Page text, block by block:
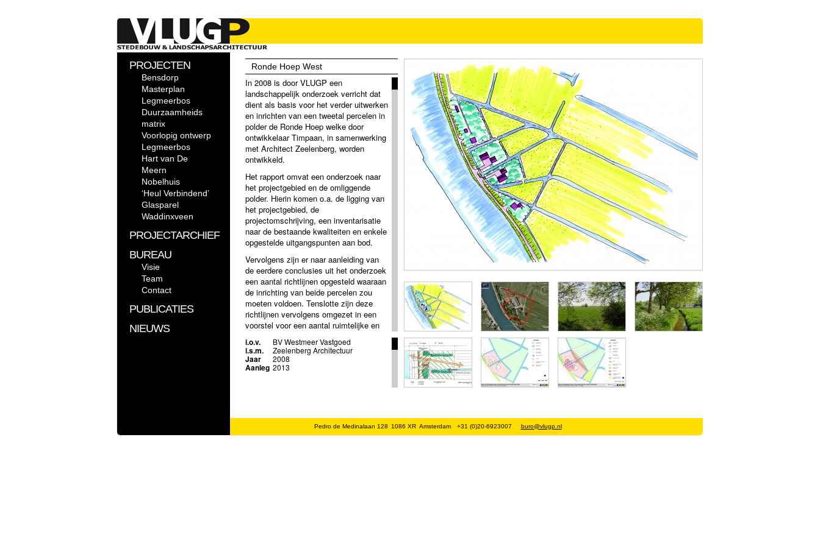
PROJECTEN
Bensdorp
Masterplan
Legmeerbos
Duurzaamheids
matrix
Voorlopig ontwerp
Legmeerbos
Hart van De
Meern
Nobelhuis
‘Heul Verbindend’
Glasparel
Waddinxveen
PROJECTARCHIEF
BUREAU
Visie
Team
Contact
PUBLICATIES
NIEUWS
Ronde Hoep West
In 2008 is door VLUGP een
landschappelijk onderzoek verricht dat
dient als basis voor het verder uitwerken
en inrichten van een tweetal percelen in
polder de Ronde Hoep welke door
ontwikkelaar Timpaan, in samenwerking
met Architect Zeelenberg, worden
ontwikkeld.
Het rapport omvat een onderzoek naar
het projectgebied en de omliggende
polder. Hierin komen o.a. de ligging van
het projectgebied, de
projectomschrijving, een inventarisatie
naar de bestaande kwaliteiten en enkele
opgestelde uitgangspunten aan bod.
Vervolgens zijn er naar aanleiding van
de eerdere conclusies uit het onderzoek
een aantal richtlijnen opgesteld waaraan
de inrichting van beide percelen zou
moeten voldoen. Tenslotte zijn deze
richtlijnen vervolgens omgezet in een
voorstel voor een aantal ruimtelijke en
VLUGP een bestemmingenkaart
gemaakt met daarin de ingrepen om tot
de landschappelijk, functioneel en
i.o.v. BV Westmeer Vastgoed
i.s.m. Zeelenberg Architectuur
Jaar 2008
Aanleg 2013
Pedro de Medinalaan 128 1086 XR Amsterdam +31 (0)20-6923007 buro@vlugp.nl